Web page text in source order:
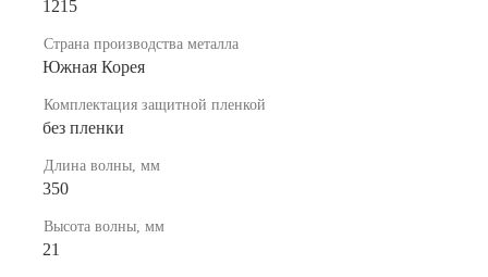
1215
Страна производства металла
Южная Корея
Комплектация защитной пленкой
без пленки
Длина волны, мм
350
Высота волны, мм
21